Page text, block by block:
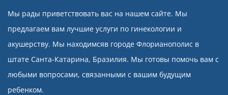
Мы рады приветствовать вас на нашем сайте. Мы
предлагаем вам лучшие услуги по гинекологии и
акушерству. Мы находимсяв городе Флорианополис в
штате Санта-Катарина, Бразилия. Мы готовы помочь вам с
любыми вопросами, связанными с вашим будущим
ребенком.